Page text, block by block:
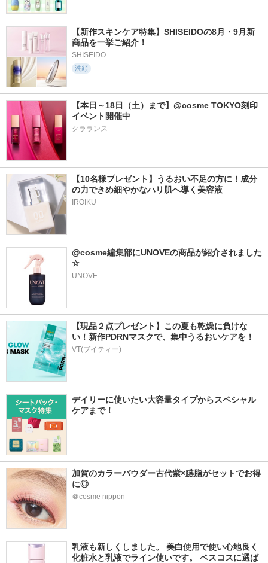
【新作スキンケア特集】SHISEIDOの8月・9月新
商品を一挙ご紹介！
SHISEIDO
洗顔
【本日～18日（土）まで】@cosme TOKYO刻印
イベント開催中
クラランス
【10名様プレゼント】うるおい不足の方に！成分
の力できめ細やかなハリ肌へ導く美容液
IROIKU
@cosme編集部にUNOVEの商品が紹介されました
☆
UNOVE
【現品２点プレゼント】この夏も乾燥に負けな
い！新作PDRNマスクで、集中うるおいケアを！
VT(ブイティー)
デイリーに使いたい大容量タイプからスペシャル
ケアまで！
加賀のカラーパウダー古代紫×臙脂がセットでお得
に◎
＠cosme nippon
乳液も新しくしました。 美白使用で使い心地良く
化粧水と乳液でライン使いです。 ベスコスに選ば